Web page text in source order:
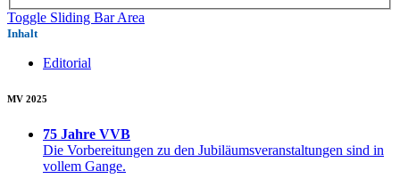
Toggle Sliding Bar Area
Inhalt
Editorial
MV 2025
75 Jahre VVB
Die Vorbereitungen zu den Jubiläumsveranstaltungen sind in
vollem Gange.